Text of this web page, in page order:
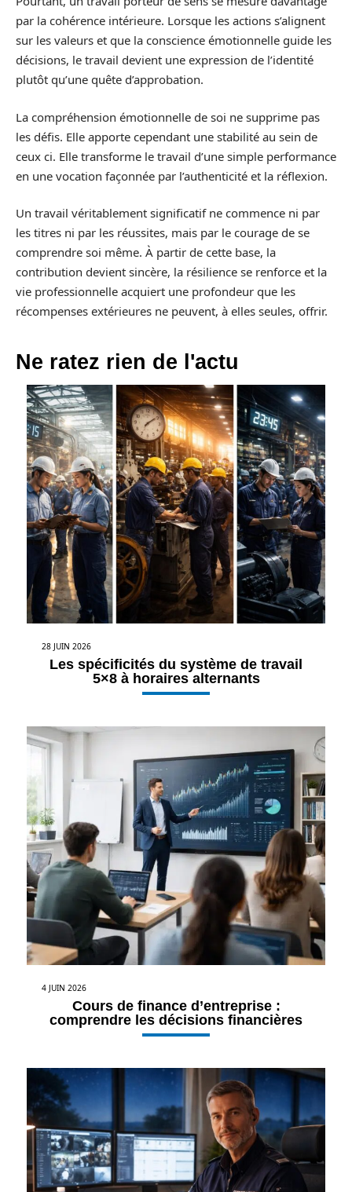
par la cohérence intérieure. Lorsque les actions s’alignent
sur les valeurs et que la conscience émotionnelle guide les
décisions, le travail devient une expression de l’identité
plutôt qu’une quête d’approbation.
La compréhension émotionnelle de soi ne supprime pas
les défis. Elle apporte cependant une stabilité au sein de
ceux ci. Elle transforme le travail d’une simple performance
en une vocation façonnée par l’authenticité et la réflexion.
Un travail véritablement significatif ne commence ni par
les titres ni par les réussites, mais par le courage de se
comprendre soi même. À partir de cette base, la
contribution devient sincère, la résilience se renforce et la
vie professionnelle acquiert une profondeur que les
récompenses extérieures ne peuvent, à elles seules, offrir.
Ne ratez rien de l'actu
28 JUIN 2026
Les spécificités du système de travail
5×8 à horaires alternants
4 JUIN 2026
Cours de finance d’entreprise :
comprendre les décisions financières